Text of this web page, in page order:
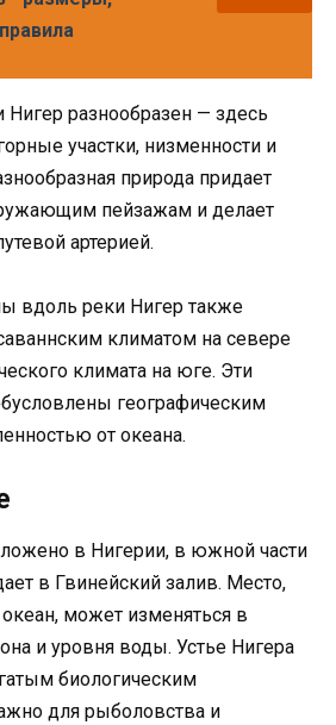
разнообразен — здесь
участки, низменности и
природа придает
пейзажам и делает
артерией.
вдоль реки Нигер также
климатом на севере
климата на юге. Эти
географическим
от океана.
в Нигерии, в южной части
в Гвинейский залив. Место,
океан, может изменяться в
и уровня воды. Устье Нигера
биологическим
для рыболовства и